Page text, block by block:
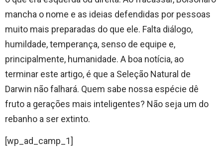
mancha o nome e as ideias defendidas por pessoas
muito mais preparadas do que ele. Falta diálogo,
humildade, temperança, senso de equipe e,
principalmente, humanidade. A boa notícia, ao
terminar este artigo, é que a Seleção Natural de
Darwin não falhará. Quem sabe nossa espécie dê
fruto a gerações mais inteligentes? Não seja um do
rebanho a ser extinto.
[wp_ad_camp_1]